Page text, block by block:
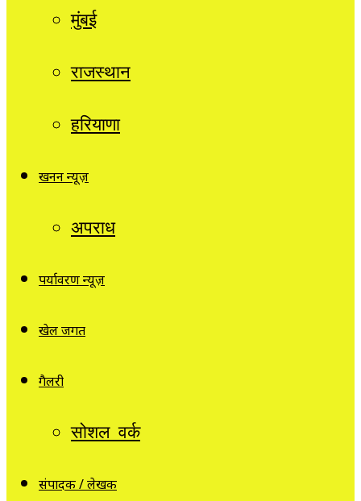
मुंबई
राजस्थान
हरियाणा
खनन न्यूज़
अपराध
पर्यावरण न्यूज़
खेल जगत
गैलरी
सोशल वर्क
संपादक / लेखक